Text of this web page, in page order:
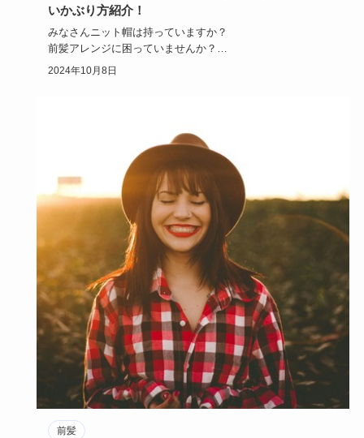
いかぶり方紹介！
みなさんニット帽は持っていますか？
前髪アレンジに困っていませんか？
今回はニット帽の可愛いかぶり方について、「ショー…
2024年10月8日
前髪